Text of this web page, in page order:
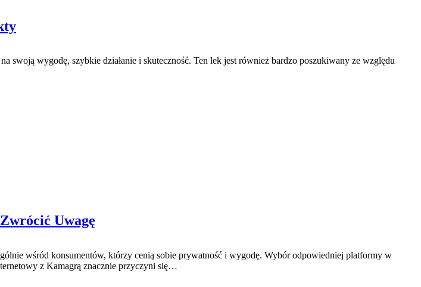
swoją wygodę, szybkie działanie i skuteczność. Ten lek jest również bardzo poszukiwany ze względu
Uwagę
wśród konsumentów, którzy cenią sobie prywatność i wygodę. Wybór odpowiedniej platformy w
z Kamagrą znacznie przyczyni się…